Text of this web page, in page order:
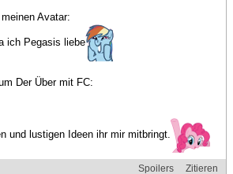
Avatar:
ich Pegasis liebe
Der Über mit FC:
und lustigen Ideen ihr mir mitbringt.
Spoilers
Zitieren